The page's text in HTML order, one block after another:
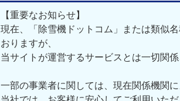
【重要なお知らせ】
現在、「除雪機ドットコム」または類似
おりますが、
当サイトが運営するサービスとは一切関係
一部の事業者に関しては、現在関係機関